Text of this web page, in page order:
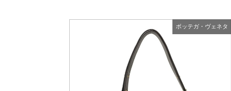
ボッテガ・ヴェネタ